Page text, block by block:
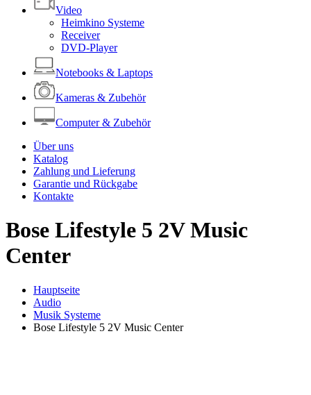
Video
Heimkino Systeme
Receiver
DVD-Player
Notebooks & Laptops
Kameras & Zubehör
Computer & Zubehör
Über uns
Katalog
Zahlung und Lieferung
Garantie und Rückgabe
Kontakte
Bose Lifestyle 5 2V Music
Center
Hauptseite
Audio
Musik Systeme
Bose Lifestyle 5 2V Music Center